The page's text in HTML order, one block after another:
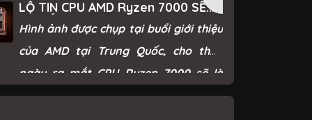
với Core i9-12900K thế hệ 12.
LỘ TIN CPU AMD Ryzen 7000 SẼ
RA MẮT VÀO NGÀY 15/09
Hình ảnh được chụp tại buổi giới thiệu
của AMD tại Trung Quốc, cho thấy
ngày ra mắt CPU Ryzen 7000 sẽ là
ngày 15/09.